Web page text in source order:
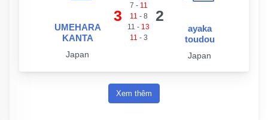
UMEHARA
KANTA
Japan
3
7 - 11
11 - 8
11 - 13
11 - 3
2
ayaka
toudou
Japan
Xem thêm